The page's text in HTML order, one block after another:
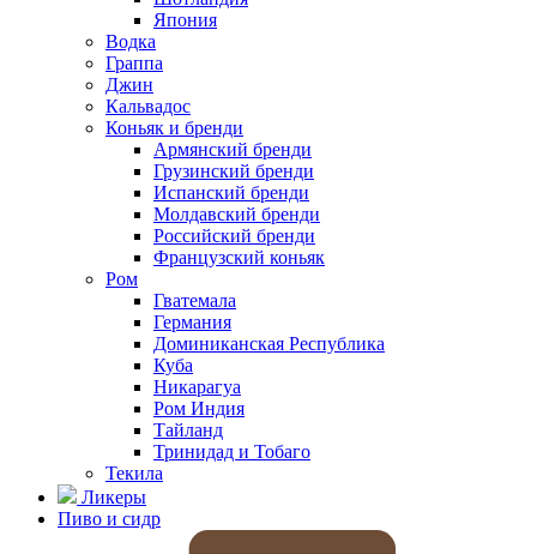
Япония
Водка
Граппа
Джин
Кальвадос
Коньяк и бренди
Армянский бренди
Грузинский бренди
Испанский бренди
Молдавский бренди
Российский бренди
Французский коньяк
Ром
Гватемала
Германия
Доминиканская Республика
Куба
Никарагуа
Ром Индия
Тайланд
Тринидад и Тобаго
Текила
Ликеры
Пиво и сидр